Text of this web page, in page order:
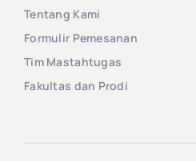
Tentang Kami
Formulir Pemesanan
Tim Mastahtugas
Fakultas dan Prodi